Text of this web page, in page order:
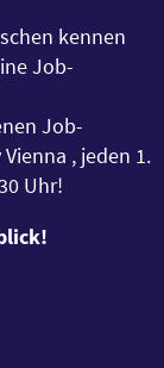
kennen
Job-
Job-
, jeden 1.
Uhr!